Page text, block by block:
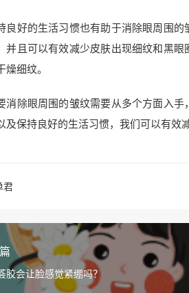
良好的生活习惯也有助于消除眼周围
并且可以有效减少皮肤出现细纹和黑
燥细纹。
消除眼周围的皱纹需要从多个方面入
及保持良好的生活习惯，我们可以有效
君
胶会让脸感觉紧绷吗？